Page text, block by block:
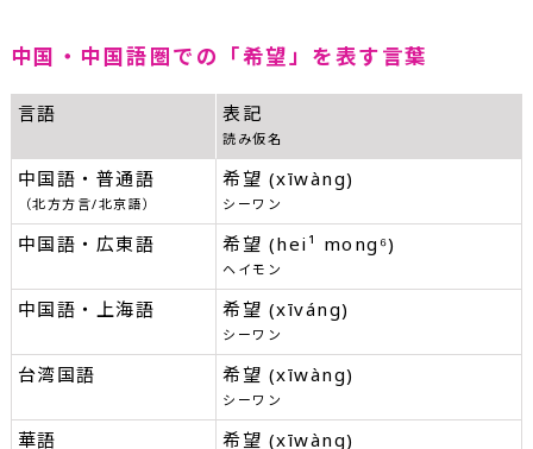
中国・中国語圏での「希望」を表す言葉
言語 表記
読み仮名
中国語・普通語
（北方方言/北京語）
希望 (xīwàng)
シーワン
中国語・広東語 希望 (hei¹ mong⁶)
ヘイモン
中国語・上海語 希望 (xīváng)
シーワン
台湾国語 希望 (xīwàng)
シーワン
華語 希望 (xīwàng)